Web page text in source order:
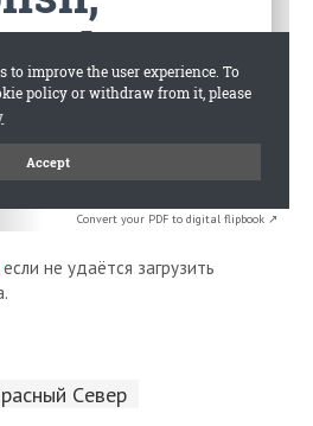
Convert your PDF to digital flipbook ↗
если не удаётся загрузить
Cевер